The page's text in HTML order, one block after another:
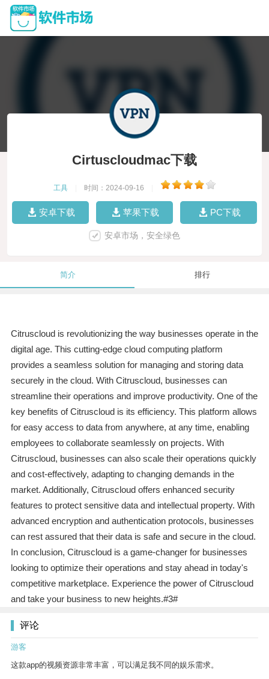
Cirtuscloudmac下载
工具 时间：2024-09-16
安卓下载 苹果下载 PC下载
安卓市场，安全绿色
简介 排行
Citruscloud is revolutionizing the way businesses operate in the
digital age. This cutting-edge cloud computing platform
provides a seamless solution for managing and storing data
securely in the cloud. With Citruscloud, businesses can
streamline their operations and improve productivity. One of the
key benefits of Citruscloud is its efficiency. This platform allows
for easy access to data from anywhere, at any time, enabling
employees to collaborate seamlessly on projects. With
Citruscloud, businesses can also scale their operations quickly
and cost-effectively, adapting to changing demands in the
market. Additionally, Citruscloud offers enhanced security
features to protect sensitive data and intellectual property. With
advanced encryption and authentication protocols, businesses
can rest assured that their data is safe and secure in the cloud.
In conclusion, Citruscloud is a game-changer for businesses
looking to optimize their operations and stay ahead in today's
competitive marketplace. Experience the power of Citruscloud
and take your business to new heights.#3#
评论
游客
这款app的视频资源非常丰富，可以满足我不同的娱乐需求。